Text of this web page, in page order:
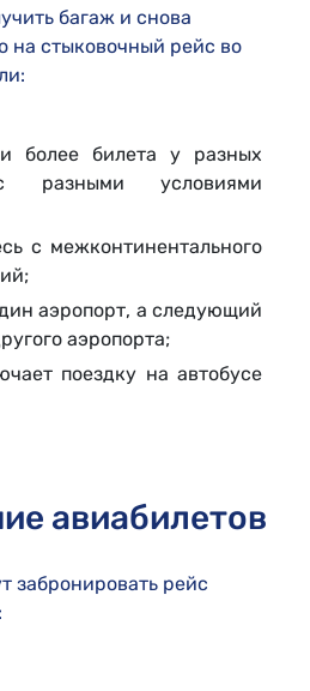
багаж и снова
на стыковочный рейс во
более билета у разных
разными условиями
с межконтинентального
аэропорт, а следующий
аэропорта;
поездку на автобусе
авиабилетов
забронировать рейс